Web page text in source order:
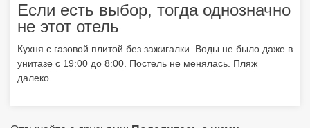
Если есть выбор, тогда однозначно
не этот отель
Кухня с газовой плитой без зажигалки. Воды не было даже в
унитазе с 19:00 до 8:00. Постель не менялась. Пляж
далеко.